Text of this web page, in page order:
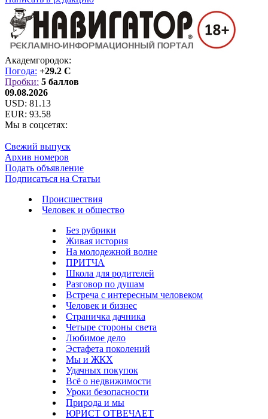
Академгородок:
Погода: +29.2 C
Пробки: 5 баллов
09.08.2026
USD: 81.13
EUR: 93.58
Мы в соцсетях:
Свежий выпуск
Архив номеров
Подать объявление
Подписаться на Статьи
Происшествия
Человек и общество
Без рубрики
Живая история
На молодежной волне
ПРИТЧА
Школа для родителей
Разговор по душам
Встреча с интересным человеком
Человек и бизнес
Страничка дачника
Четыре стороны света
Любимое дело
Эстафета поколений
Мы и ЖКХ
Удачных покупок
Всё о недвижимости
Уроки безопасности
Природа и мы
ЮРИСТ ОТВЕЧАЕТ